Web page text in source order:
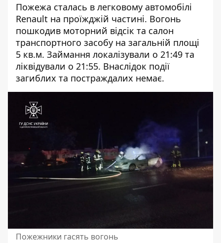
Пожежа сталась в легковому автомобілі
Renault на проїжджій частині. Вогонь
пошкодив моторний відсік та салон
транспортного засобу на загальній площі
5 кв.м. Займання локалізували о 21:49 та
ліквідували о 21:55. Внаслідок події
загиблих та постраждалих немає.
Пожежники гасять вогонь